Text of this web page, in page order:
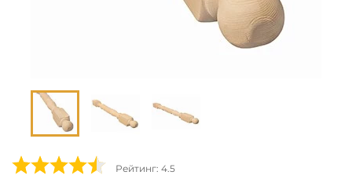
Рейтинг: 4.5